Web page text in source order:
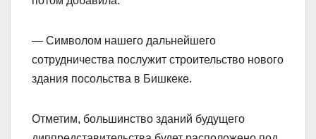
— Символом нашего дальнейшего
сотрудничества послужит строительство нового
здания посольства в Бишкеке.
Отметим, большинство зданий будущего